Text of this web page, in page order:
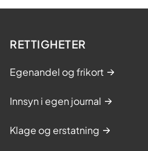
RETTIGHETER
Egenandel og frikort
Innsyn i egen journal
Klage og erstatning